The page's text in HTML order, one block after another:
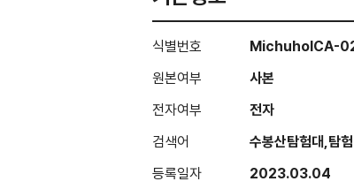
식별번호
MichuholCA-
원본여부
사본
전자여부
전자
검색어
수봉산탐험대,탐
등록일자
2023.03.04